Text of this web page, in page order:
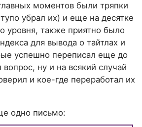
моментов были тряпки
убрал их) и еще на десятке
уровня, также приятно было
для вывода о тайтлах и
успешно переписал еще до
вопрос, ну и на всякий случай
и кое-где переработал их
одно письмо: